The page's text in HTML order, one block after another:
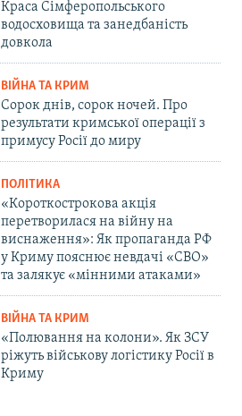
Краса Сімферопольського
водосховища та занедбаність
довкола
ВІЙНА ТА КРИМ
Сорок днів, сорок ночей. Про
результати кримської операції з
примусу Росії до миру
ПОЛІТИКА
«Короткострокова акція
перетворилася на війну на
виснаження»: Як пропаганда РФ
у Криму пояснює невдачі «СВО»
та залякує «мінними атаками»
ВІЙНА ТА КРИМ
«Полювання на колони». Як ЗСУ
ріжуть військову логістику Росії в
Криму